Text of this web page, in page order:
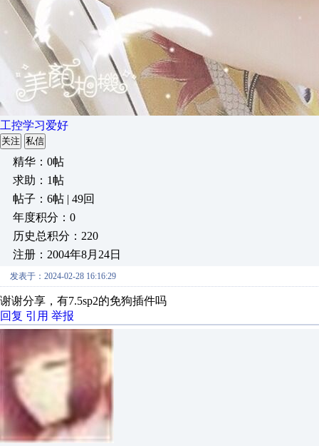
工控学习爱好
关注 私信
精华：0帖
求助：1帖
帖子：6帖 | 49回
年度积分：0
历史总积分：220
注册：2004年8月24日
发表于：2024-02-28 16:16:29
谢谢分享，有7.5sp2的免狗插件吗
回复 引用 举报